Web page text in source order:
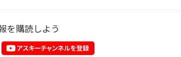
を購読しよう